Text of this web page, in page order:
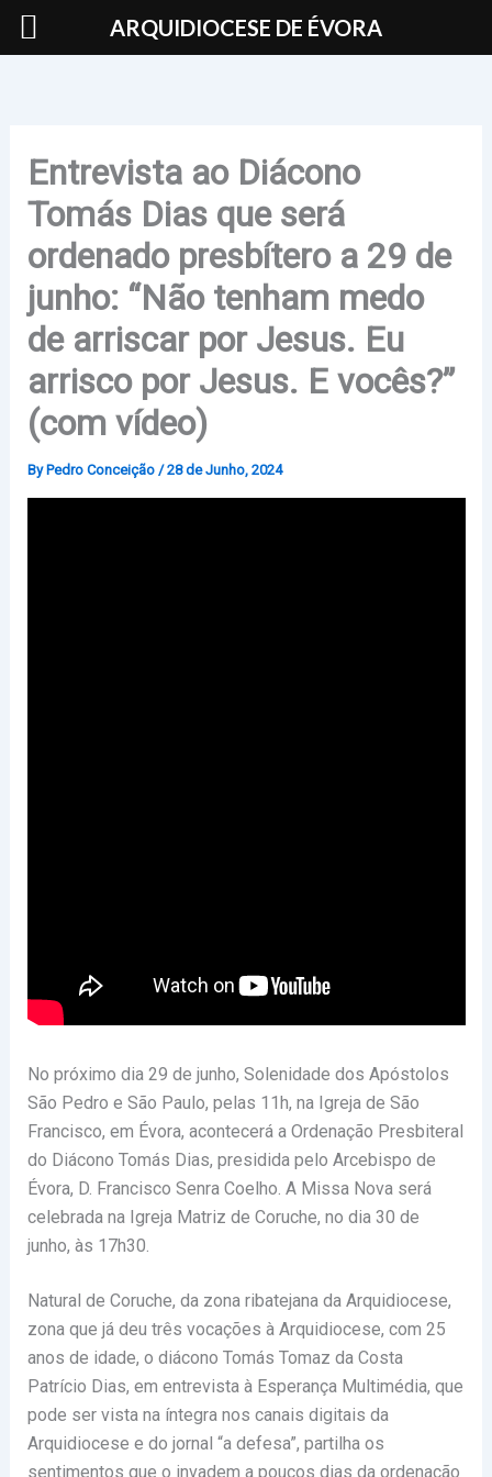
Skip
Entrevista ao Diácono
Tomás Dias que será
ordenado presbítero a 29 de
junho: “Não tenham medo
de arriscar por Jesus. Eu
arrisco por Jesus. E vocês?”
(com vídeo)
By Pedro Conceição /28 de Junho, 2024
No próximo dia 29 de junho, Solenidade dos Apóstolos
São Pedro e São Paulo, pelas 11h, na Igreja de São
Francisco, em Évora, acontecerá a Ordenação Presbiteral
do Diácono Tomás Dias, presidida pelo Arcebispo de
Évora, D. Francisco Senra Coelho. A Missa Nova será
celebrada na Igreja Matriz de Coruche, no dia 30 de
junho, às 17h30.
Natural de Coruche, da zona ribatejana da Arquidiocese,
zona que já deu três vocações à Arquidiocese, com 25
anos de idade, o diácono Tomás Tomaz da Costa
Patrício Dias, em entrevista à Esperança Multimédia, que
pode ser vista na íntegra nos canais digitais da
Arquidiocese e do jornal “a defesa”, partilha os
sentimentos que o invadem a poucos dias da ordenação
ARQUIDIOCESE DE ÉVORA